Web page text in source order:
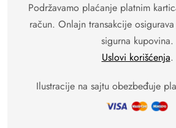
Podržavamo plaćanje platnim
račun. Onlajn transakcije osigurava
sigurna kupovina.
Uslovi korišćenja.
Ilustracije na sajtu obezbeđuje